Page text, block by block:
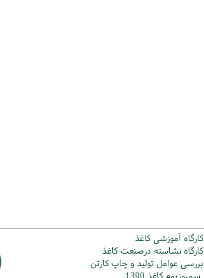
کارگاه آموزشی کاغذ
کارگاه نشاسته درصنعت کاغذ
بررسی عوامل تولید و چاپ کارتن